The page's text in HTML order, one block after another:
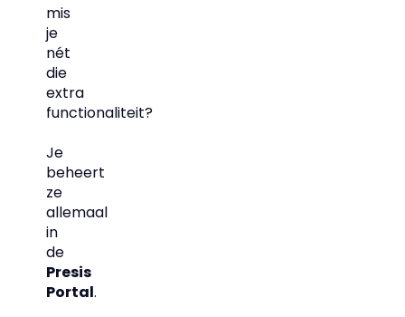
mis
je
nét
die
extra
functionaliteit?
Je
beheert
ze
allemaal
in
de
Presis
Portal.